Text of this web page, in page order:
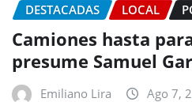
DESTACADAS LOCAL
Camiones hasta
presume Samuel
Emiliano Lira Ago 7,